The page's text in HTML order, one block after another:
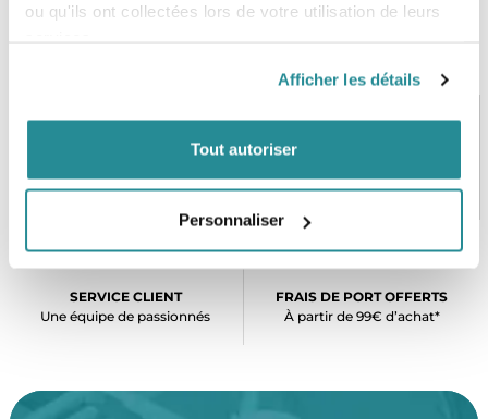
ou qu'ils ont collectées lors de votre utilisation de leurs
Afficher les détails
Tout autoriser
Personnaliser
CB, VISA, Mastercard, ALMA
Plus de 5000 produits en stock
SERVICE CLIENT
Une équipe de passionnés
FRAIS DE PORT OFFERTS
À partir de 99€ d’achat*